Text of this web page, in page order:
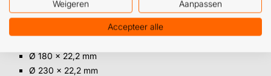
van 22,2 mm voor de haakse slijper:
Ø 180 x 22,2 mm
Ø 230 x 22,2 mm
Weigeren Aanpassen
Accepteer alle